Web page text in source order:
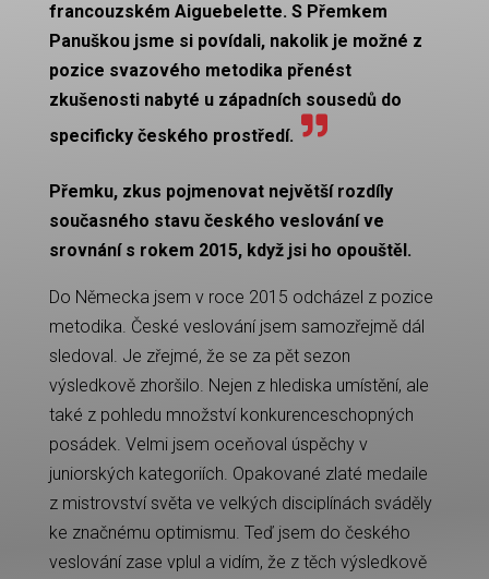
francouzském Aiguebelette. S Přemkem
Panuškou jsme si povídali, nakolik je možné z
pozice svazového metodika přenést
zkušenosti nabyté u západních sousedů do
specificky českého prostředí.
Přemku, zkus pojmenovat největší rozdíly
současného stavu českého veslování ve
srovnání s rokem 2015, když jsi ho opouštěl.
Do Německa jsem v roce 2015 odcházel z pozice
metodika. České veslování jsem samozřejmě dál
sledoval. Je zřejmé, že se za pět sezon
výsledkově zhoršilo. Nejen z hlediska umístění, ale
také z pohledu množství konkurenceschopných
posádek. Velmi jsem oceňoval úspěchy v
juniorských kategoriích. Opakované zlaté medaile
z mistrovství světa ve velkých disciplínách sváděly
ke značnému optimismu. Teď jsem do českého
veslování zase vplul a vidím, že z těch výsledkově